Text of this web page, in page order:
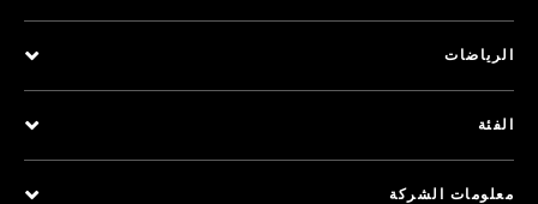
الرياضات
الفئة
معلومات الشركة